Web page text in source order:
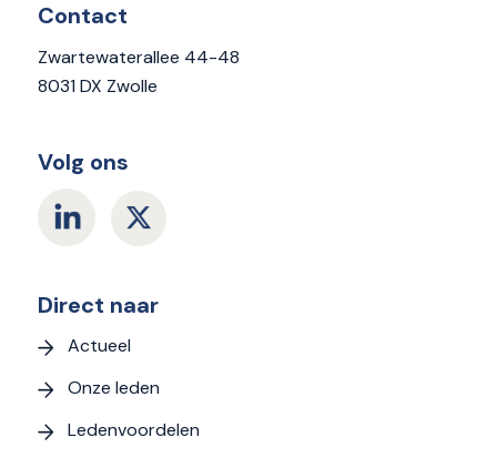
Contact
Zwartewaterallee 44-48
8031 DX Zwolle
Volg ons
Direct naar
Actueel
Onze leden
Ledenvoordelen